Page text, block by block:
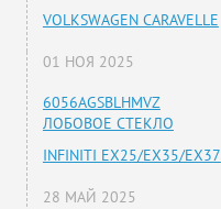
VOLKSWAGEN CARAVELLE
01 НОЯ 2025
6056AGSBLHMVZ
ЛОБОВОЕ СТЕКЛО
INFINITI EX25/EX35/EX37
28 МАЙ 2025